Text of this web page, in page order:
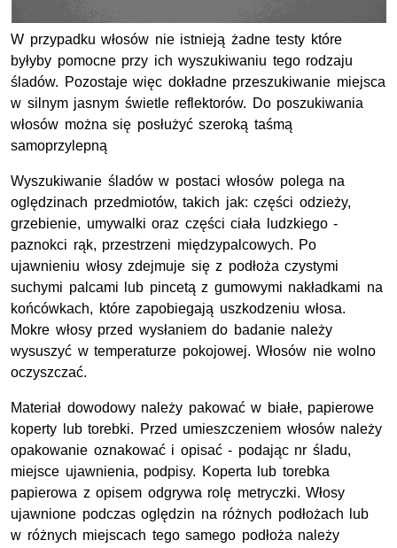
W przypadku włosów nie istnieją żadne testy które
byłyby pomocne przy ich wyszukiwaniu tego rodzaju
śladów. Pozostaje więc dokładne przeszukiwanie miejsca
w silnym jasnym świetle reflektorów. Do poszukiwania
włosów można się posłużyć szeroką taśmą
samoprzylepną
Wyszukiwanie śladów w postaci włosów polega na
oględzinach przedmiotów, takich jak: części odzieży,
grzebienie, umywalki oraz części ciała ludzkiego -
paznokci rąk, przestrzeni międzypalcowych. Po
ujawnieniu włosy zdejmuje się z podłoża czystymi
suchymi palcami lub pincetą z gumowymi nakładkami na
końcówkach, które zapobiegają uszkodzeniu włosa.
Mokre włosy przed wysłaniem do badanie należy
wysuszyć w temperaturze pokojowej. Włosów nie wolno
oczyszczać.
Materiał dowodowy należy pakować w białe, papierowe
koperty lub torebki. Przed umieszczeniem włosów należy
opakowanie oznakować i opisać - podając nr śladu,
miejsce ujawnienia, podpisy. Koperta lub torebka
papierowa z opisem odgrywa rolę metryczki. Włosy
ujawnione podczas oględzin na różnych podłożach lub
w różnych miejscach tego samego podłoża należy